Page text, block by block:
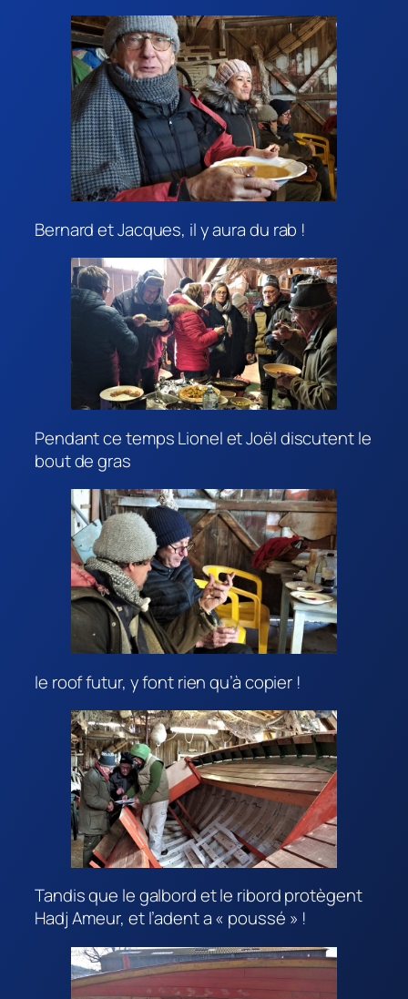
Bernard et Jacques, il y aura du rab !
Pendant ce temps Lionel et Joël discutent le
bout de gras
le roof futur, y font rien qu’à copier !
Tandis que le galbord et le ribord protègent
Hadj Ameur, et l’adent a « poussé » !